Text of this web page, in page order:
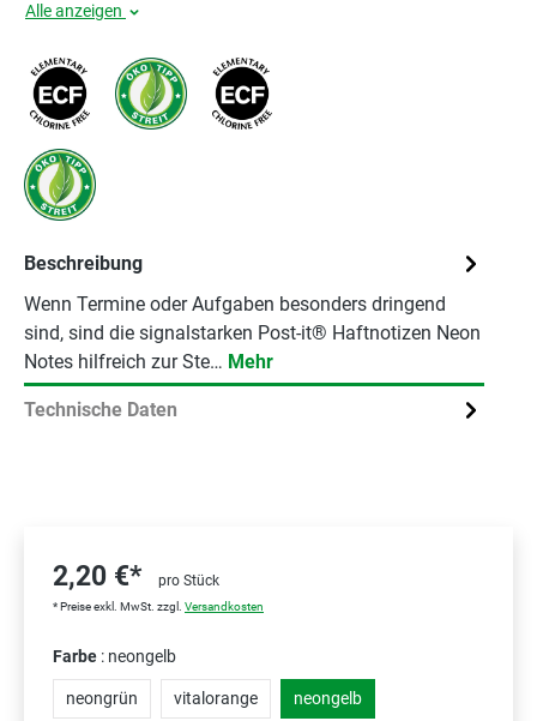
Alle anzeigen
Beschreibung
Wenn Termine oder Aufgaben besonders dringend
sind, sind die signalstarken Post-it® Haftnotizen Neon
Notes hilfreich zur Ste… Mehr
Technische Daten
2,20 €* pro Stück
* Preise exkl. MwSt. zzgl. Versandkosten
Farbe : neongelb
neongrün vitalorange neongelb